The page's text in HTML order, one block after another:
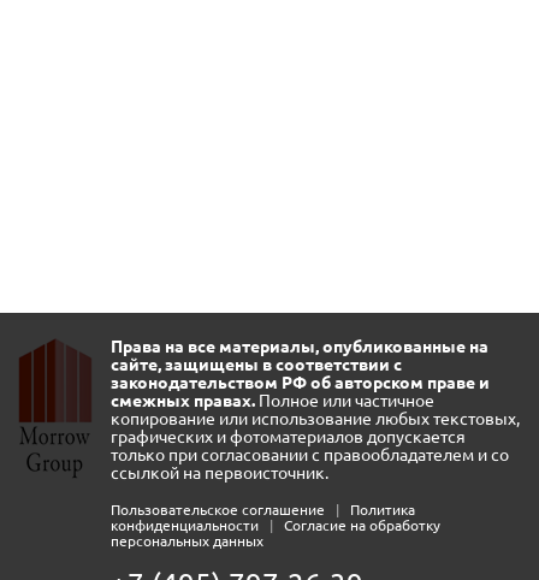
Права на все материалы, опубликованные на
сайте, защищены в соответствии с
законодательством РФ об авторском праве и
смежных правах. Полное или частичное
копирование или использование любых текстовых,
графических и фотоматериалов допускается
только при согласовании с правообладателем и со
ссылкой на первоисточник.
Пользовательское соглашение |
Политика
конфиденциальности
|
Согласие на обработку
персональных данных